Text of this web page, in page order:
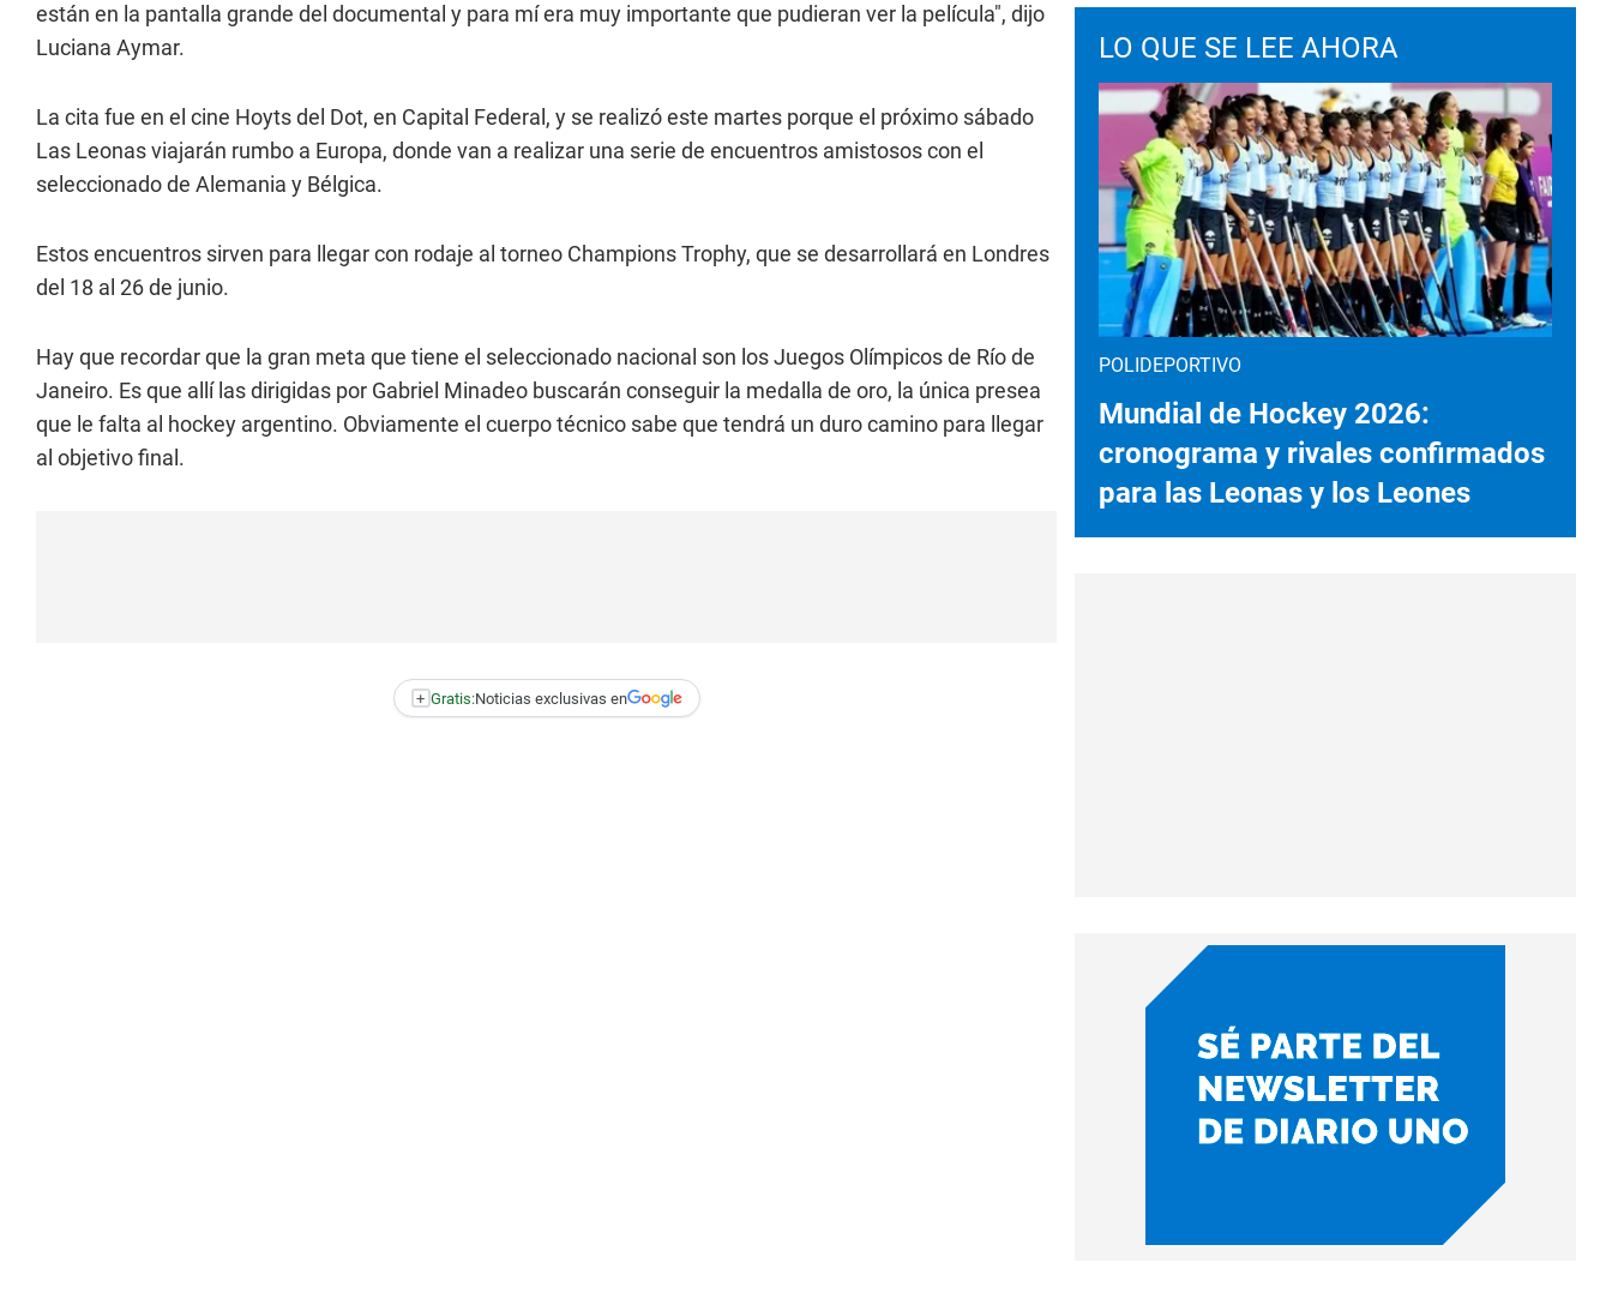
están en la pantalla grande del documental y para mí era muy importante que pudieran ver la película", dijo
Luciana Aymar.
La cita fue en el cine Hoyts del Dot, en Capital Federal, y se realizó este martes porque el próximo sábado
Las Leonas viajarán rumbo a Europa, donde van a realizar una serie de encuentros amistosos con el
seleccionado de Alemania y Bélgica.
Estos encuentros sirven para llegar con rodaje al torneo Champions Trophy, que se desarrollará en Londres
del 18 al 26 de junio.
Hay que recordar que la gran meta que tiene el seleccionado nacional son los Juegos Olímpicos de Río de
Janeiro. Es que allí las dirigidas por Gabriel Minadeo buscarán conseguir la medalla de oro, la única presea
que le falta al hockey argentino. Obviamente el cuerpo técnico sabe que tendrá un duro camino para llegar
al objetivo final.
+ Gratis:Noticias exclusivas en
LO QUE SE LEE AHORA
POLIDEPORTIVO
Mundial de Hockey 2026:
cronograma y rivales confirmados
para las Leonas y los Leones